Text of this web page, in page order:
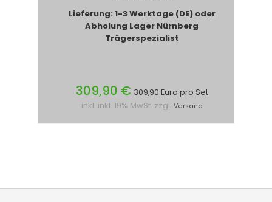
Lieferung: 1-3 Werktage (DE) oder
Abholung Lager Nürnberg
Trägerspezialist
309,90 € 309,90 Euro pro Set
inkl. inkl. 19% MwSt. zzgl. Versand